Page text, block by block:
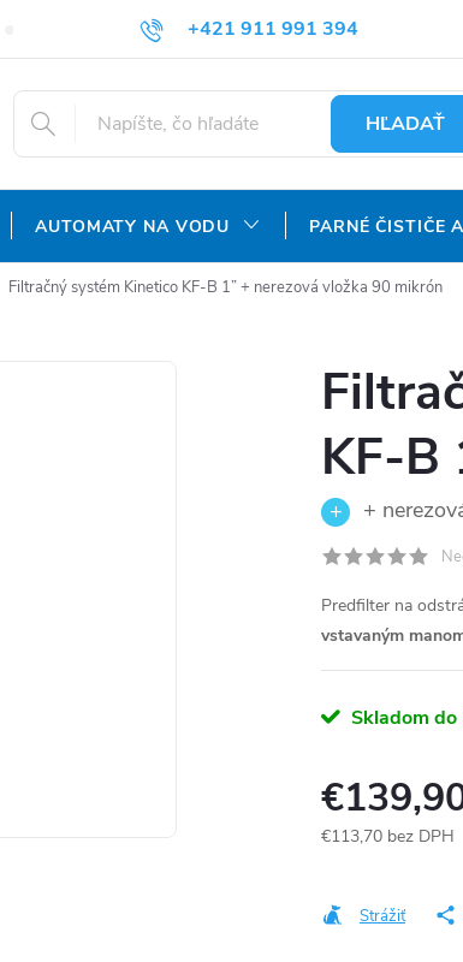
+421 911 991 394
info@aquatechnology.sk
REKLAMAČNÝ PORIADOK OCHRANA OSOBNÝCH
HĽADAŤ
AUTOMATY NA VODU PARNÉ ČISTIČE
Filtračný systém Kinetico KF-B 1”+ nerezová vložka 90 mikrón
KF-B
+
Predfilter na
vstavaným
Skladom
€113,70 bez DPH
Strážiť